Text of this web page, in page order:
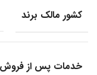
کشور مالک برند
خدمات پس از فروش